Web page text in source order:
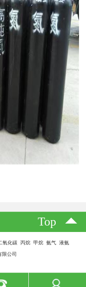
Top
氧化碳 丙烷 甲烷 氨气 液氨
公司